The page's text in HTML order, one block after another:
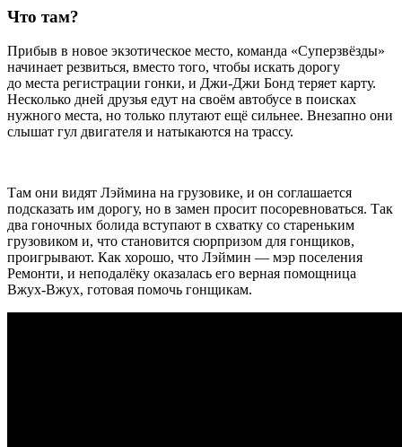
Что там?
Прибыв в новое экзотическое место, команда «Суперзвёзды»
начинает резвиться, вместо того, чтобы искать дорогу
до места регистрации гонки, и Джи-Джи Бонд теряет карту.
Несколько дней друзья едут на своём автобусе в поисках
нужного места, но только плутают ещё сильнее. Внезапно они
слышат гул двигателя и натыкаются на трассу.
Там они видят Лэймина на грузовике, и он соглашается
подсказать им дорогу, но в замен просит посоревноваться. Так
два гоночных болида вступают в схватку со стареньким
грузовиком и, что становится сюрпризом для гонщиков,
проигрывают. Как хорошо, что Лэймин — мэр поселения
Ремонти, и неподалёку оказалась его верная помощница
Вжух-Вжух, готовая помочь гонщикам.